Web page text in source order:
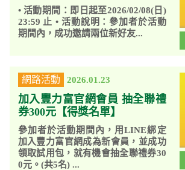
• 活動期間：即日起至2026/02/08(日)
23:59 止 • 活動說明：參加者於活動
期間內，成功邀請兩位新好友...
網路活動 2026.01.23
加入豐力富官網會員 抽全聯禮
券300元【得獎名單】
參加者於活動期間內，用LINE綁定
加入豐力富官網成為新會員，並成功
領取試用包，就有機會抽全聯禮券30
0元。(共5名) ...